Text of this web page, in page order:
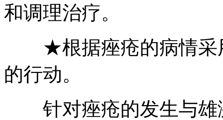
和调理治疗。
★根据痤疮的病情采
的行动。
针对痤疮的发生与雄